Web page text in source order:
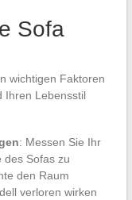
Sofa
wichtigen Faktoren
Ihren Lebensstil
: Messen Sie Ihr
des Sofas zu
den Raum
verloren wirken